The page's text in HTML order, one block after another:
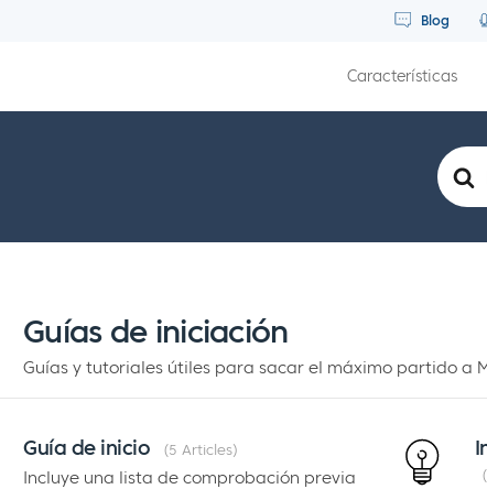
Blog
Características
Buscar
Guías de iniciación
Guías y tutoriales útiles para sacar el máximo partido a
Guía de inicio 5 Articles
Incluye una lista de comprobación previa